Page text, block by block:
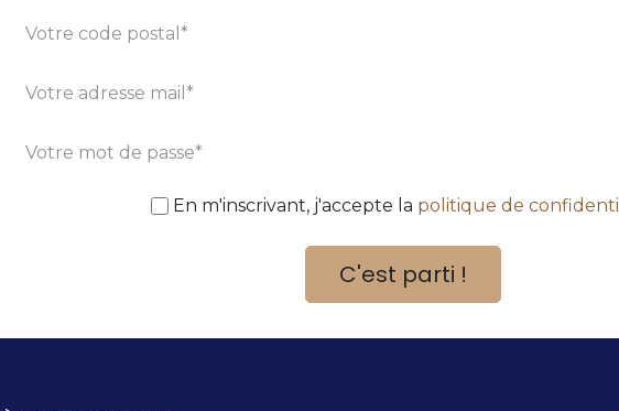
En m'inscrivant, j'accepte la politique de
C'est parti !